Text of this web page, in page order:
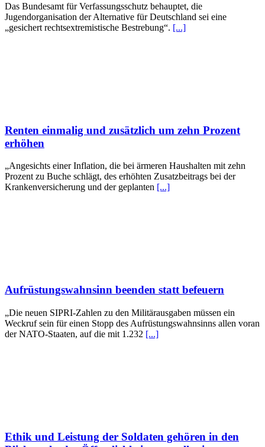
Das Bundesamt für Verfassungsschutz behauptet, die
Jugendorganisation der Alternative für Deutschland sei eine
„gesichert rechtsextremistische Bestrebung“. [...]
Renten einmalig und zusätzlich um zehn Prozent
erhöhen
„Angesichts einer Inflation, die bei ärmeren Haushalten mit zehn
Prozent zu Buche schlägt, des erhöhten Zusatzbeitrags bei der
Krankenversicherung und der geplanten [...]
Aufrüstungswahnsinn beenden statt befeuern
„Die neuen SIPRI-Zahlen zu den Militärausgaben müssen ein
Weckruf sein für einen Stopp des Aufrüstungswahnsinns allen voran
der NATO-Staaten, auf die mit 1.232 [...]
Ethik und Leistung der Soldaten gehören in den